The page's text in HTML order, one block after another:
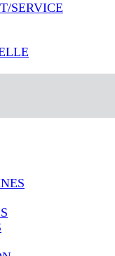
SERVICE